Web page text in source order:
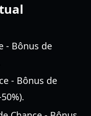
- Bônus de
- Bônus de